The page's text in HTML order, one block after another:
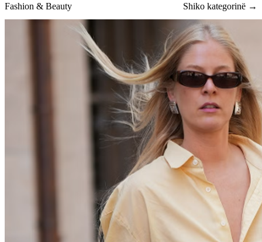
Fashion & Beauty Shiko kategorinë →